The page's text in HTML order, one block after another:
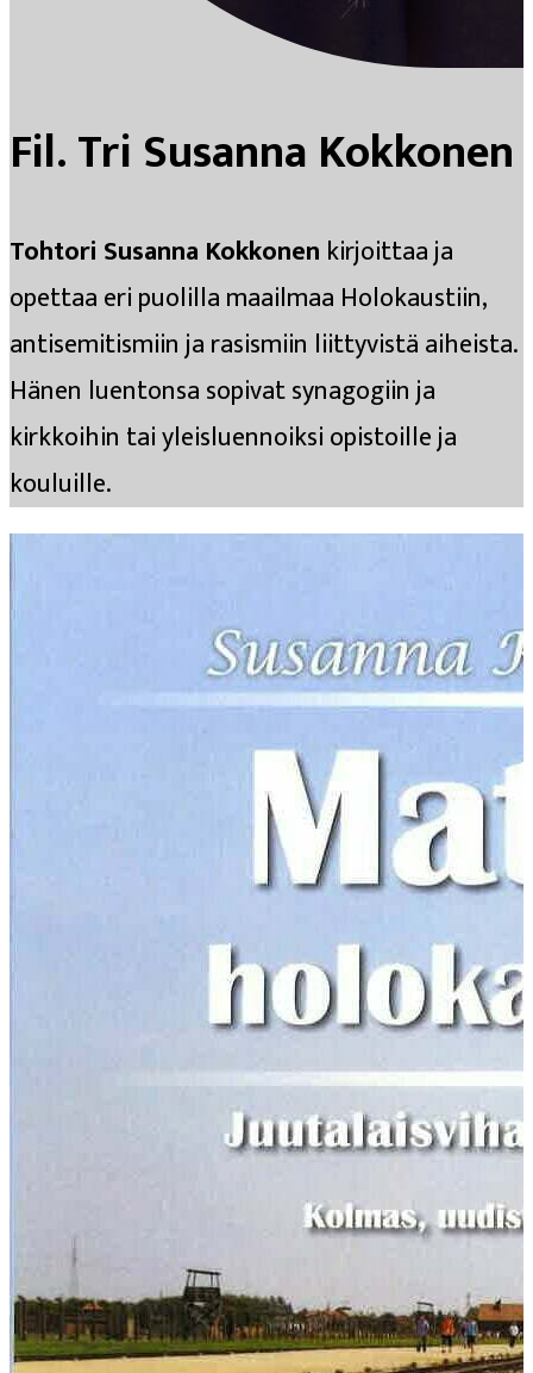
Fil. Tri Susanna Kokkonen
Tohtori Susanna Kokkonen kirjoittaa ja
opettaa eri puolilla maailmaa Holokaustiin,
antisemitismiin ja rasismiin liittyvistä aiheista.
Hänen luentonsa sopivat synagogiin ja
kirkkoihin tai yleisluennoiksi opistoille ja
kouluille.